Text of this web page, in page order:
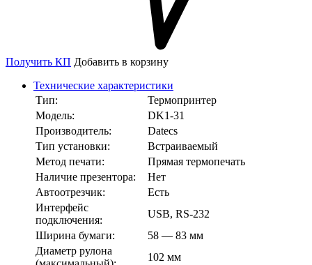
Получить КП Добавить в корзину
Технические характеристики
Тип:
Термопринтер
Модель:
DK1-31
Производитель:
Datecs
Тип установки:
Встраиваемый
Метод печати:
Прямая термопечать
Наличие презентора:
Нет
Автоотрезчик:
Есть
Интерфейс
подключения:
USB, RS-232
Ширина бумаги:
58 — 83 мм
Диаметр рулона
102 мм